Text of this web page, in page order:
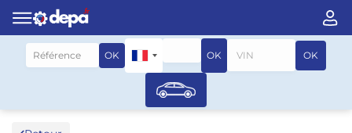
OK OK OK
Rechercher par véhicule